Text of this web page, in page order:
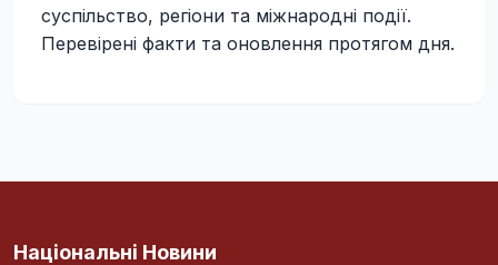
суспільство, регіони та міжнародні події.
Перевірені факти та оновлення протягом дня.
Національні Новини